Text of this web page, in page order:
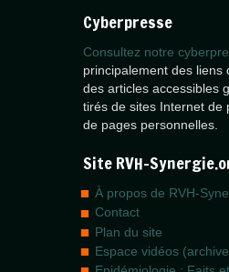
Cyberpresse
Consultez notre
principalement des liens
des articles accessibles
tirés de sites Internet de
de pages personnelles.
Site RVH-
À propos de RVH-
Contact
Plan du site
Espace vidéos